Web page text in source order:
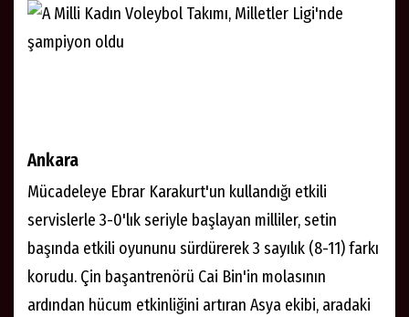
Ankara
Mücadeleye Ebrar Karakurt'un kullandığı etkili
servislerle 3-0'lık seriyle başlayan milliler, setin
başında etkili oyununu sürdürerek 3 sayılık (8-11) farkı
korudu. Çin başantrenörü Cai Bin'in molasının
ardından hücum etkinliğini artıran Asya ekibi, aradaki